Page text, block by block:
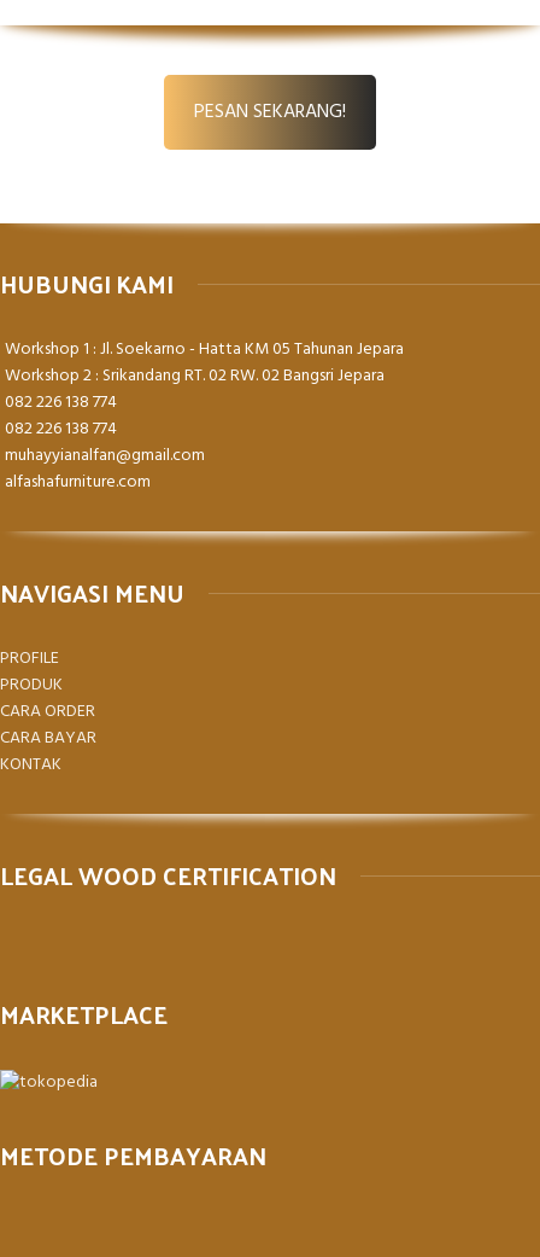
PESAN SEKARANG!
HUBUNGI KAMI
Workshop 1 : Jl. Soekarno - Hatta KM 05 Tahunan Jepara
Workshop 2 : Srikandang RT. 02 RW. 02 Bangsri Jepara
082 226 138 774
082 226 138 774
muhayyianalfan@gmail.com
alfashafurniture.com
NAVIGASI MENU
PROFILE
PRODUK
CARA ORDER
CARA BAYAR
KONTAK
LEGAL WOOD CERTIFICATION
MARKETPLACE
METODE PEMBAYARAN